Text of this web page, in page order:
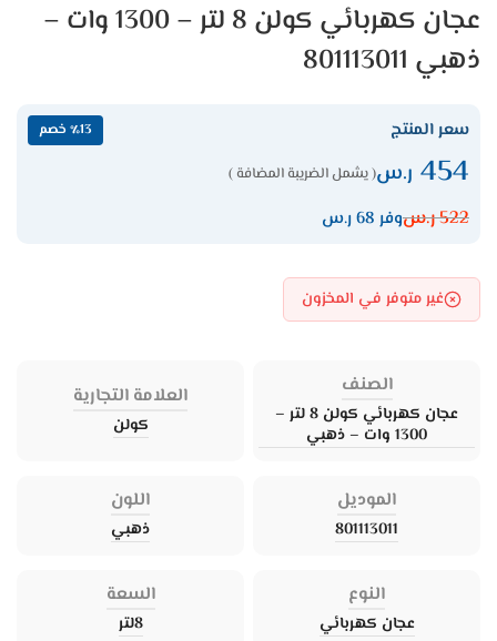
عجان كهربائي كولن 8 لتر – 1300 وات –
ذهبي 801113011
سعر المنتج ٪13 خصم
454 ر.س( يشمل الضريبة المضافة )
522ر.سوفر 68 ر.س
غير متوفر في المخزون
الصنف
عجان كهربائي كولن 8 لتر –
1300 وات – ذهبي
العلامة التجارية
كولن
الموديل
801113011
اللون
ذهبي
النوع
عجان كهربائي
السعة
8لتر